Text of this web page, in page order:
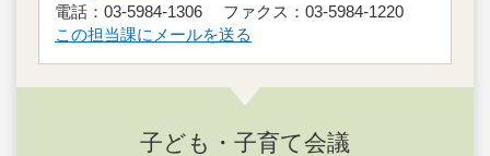
電話：03-5984-1306 ファクス：03-5984-1220
この担当課にメールを送る
子ども・子育て会議